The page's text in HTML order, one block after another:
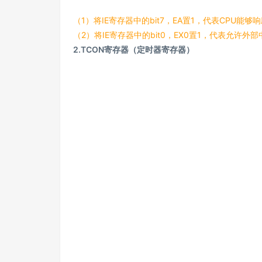
（1）将IE寄存器中的bit7，EA置1，代表CPU能够
（2）将IE寄存器中的bit0，EX0置1，代表允许外
2.TCON寄存器（定时器寄存器）